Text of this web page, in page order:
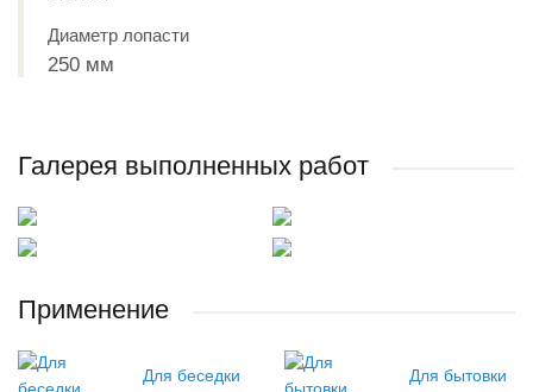
Диаметр лопасти
250 мм
Галерея выполненных работ
Применение
Для беседки Для бытовки